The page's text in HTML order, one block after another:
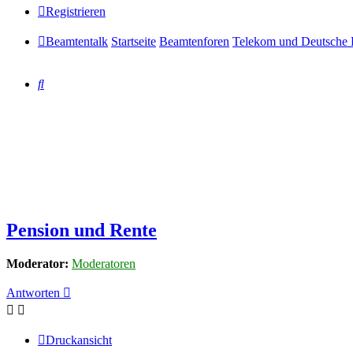
Registrieren
Beamtentalk Startseite Beamtenforen Telekom und Deutsche
Suche
Pension und Rente
Moderator: Moderatoren
Antworten
Druckansicht